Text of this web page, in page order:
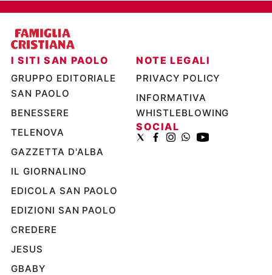
valore
Caso
della
e
inclusione
Cultura
spettacoli
Sanremo
Tv
e
I SITI SAN PAOLO
GRUPPO EDITORIALE
SAN PAOLO
BENESSERE
TELENOVA
GAZZETTA D'ALBA
IL GIORNALINO
EDICOLA SAN PAOLO
EDIZIONI SAN PAOLO
CREDERE
JESUS
GBABY
NOTE LEGALI
PRIVACY POLICY
INFORMATIVA
WHISTLEBLOWING
SOCIAL